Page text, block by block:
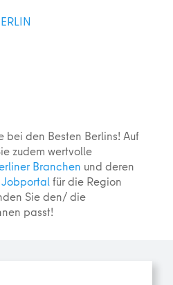
bei den Besten Berlins! Auf
zudem wertvolle
Branchen und deren
Jobportalfür die Region
Sie den/ die
passt!